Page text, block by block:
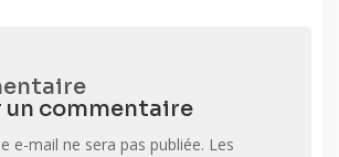
un commentaire
e-mail ne sera pas publiée. Les